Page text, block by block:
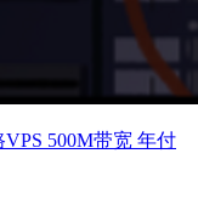
500M带宽 年付